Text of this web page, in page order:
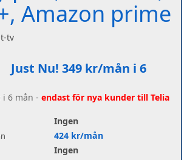
Amazon prime
tv
Just Nu! 349 kr/mån i 6
6 mån - endast för nya kunder till Telia
Ingen
424 kr/mån
Ingen